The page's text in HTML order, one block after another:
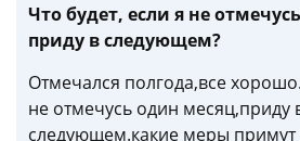
Что будет, если я не
приду в следующем?
Отмечался полгода,все
не отмечусь один месяц,приду
следующем.какие меры примут